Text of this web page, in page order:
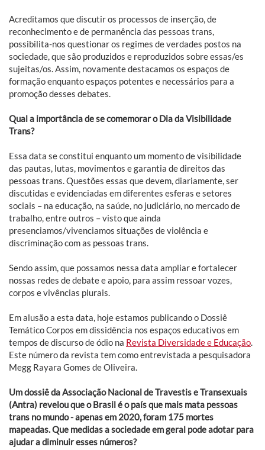
Acreditamos que discutir os processos de inserção, de
reconhecimento e de permanência das pessoas trans,
possibilita-nos questionar os regimes de verdades postos na
sociedade, que são produzidos e reproduzidos sobre essas/es
sujeitas/os. Assim, novamente destacamos os espaços de
formação enquanto espaços potentes e necessários para a
promoção desses debates.
Qual a importância de se comemorar o Dia da Visibilidade
Trans?
Essa data se constitui enquanto um momento de visibilidade
das pautas, lutas, movimentos e garantia de direitos das
pessoas trans. Questões essas que devem, diariamente, ser
discutidas e evidenciadas em diferentes esferas e setores
sociais – na educação, na saúde, no judiciário, no mercado de
trabalho, entre outros – visto que ainda
presenciamos/vivenciamos situações de violência e
discriminação com as pessoas trans.
Sendo assim, que possamos nessa data ampliar e fortalecer
nossas redes de debate e apoio, para assim ressoar vozes,
corpos e vivências plurais.
Em alusão a esta data, hoje estamos publicando o Dossiê
Temático Corpos em dissidência nos espaços educativos em
tempos de discurso de ódio na Revista Diversidade e Educação.
Este número da revista tem como entrevistada a pesquisadora
Megg Rayara Gomes de Oliveira.
Um dossiê da Associação Nacional de Travestis e Transexuais
(Antra) revelou que o Brasil é o país que mais mata pessoas
trans no mundo - apenas em 2020, foram 175 mortes
mapeadas. Que medidas a sociedade em geral pode adotar para
ajudar a diminuir esses números?